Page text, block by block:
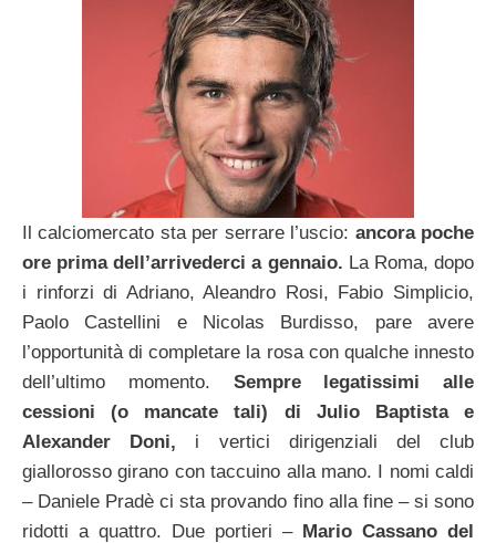
Il calciomercato sta per serrare l’uscio: ancora poche
ore prima dell’arrivederci a gennaio. La Roma, dopo
i rinforzi di Adriano, Aleandro Rosi, Fabio Simplicio,
Paolo Castellini e Nicolas Burdisso, pare avere
l’opportunità di completare la rosa con qualche innesto
dell’ultimo momento. Sempre legatissimi alle
cessioni (o mancate tali) di Julio Baptista e
Alexander Doni, i vertici dirigenziali del club
giallorosso girano con taccuino alla mano. I nomi caldi
– Daniele Pradè ci sta provando fino alla fine – si sono
ridotti a quattro. Due portieri – Mario Cassano del